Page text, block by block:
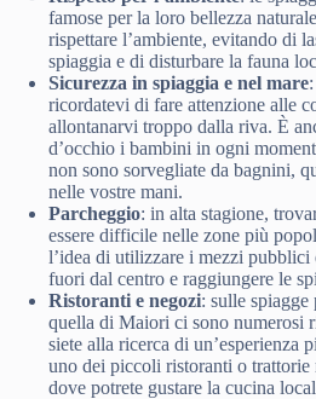
famose per la loro bellezza
rispettare l’ambiente, evitando di
spiaggia e di disturbare la fauna
Sicurezza in spiaggia e nel mare
ricordatevi di fare attenzione alle
allontanarvi troppo dalla riva. È
d’occhio i bambini in ogni
non sono sorvegliate da bagnini,
nelle vostre mani.
Parcheggio: in alta stagione,
essere difficile nelle zone più
l’idea di utilizzare i mezzi pubblici
fuori dal centro e raggiungere le
Ristoranti e negozi: sulle
quella di Maiori ci sono numerosi
siete alla ricerca di un’esperienza
uno dei piccoli ristoranti o
dove potrete gustare la cucina